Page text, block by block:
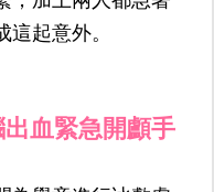
起意外。
血緊急開顱手